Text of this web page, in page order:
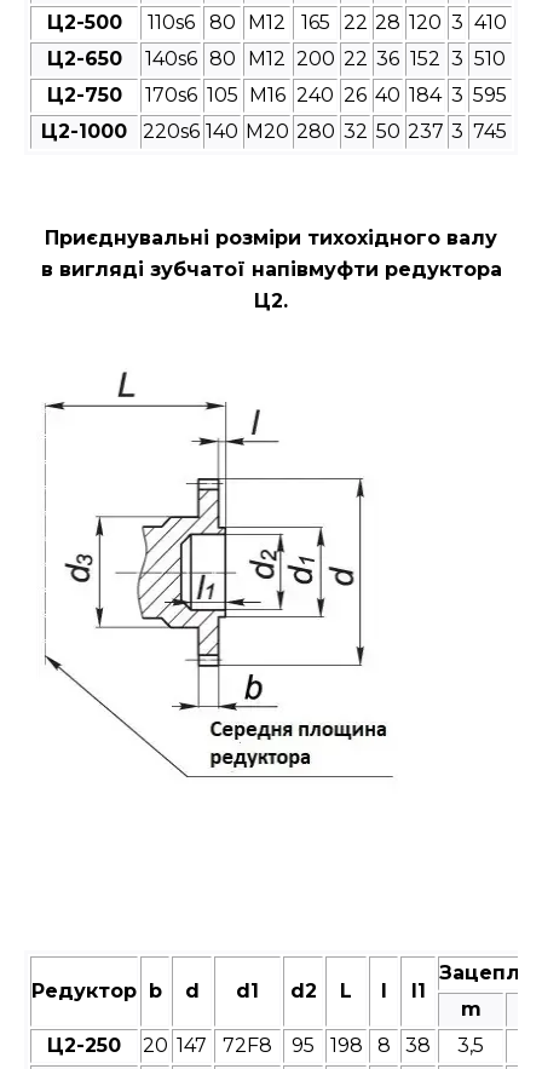
Ц2-500
110s6 80 М12 165 22 28 120 3 410
Ц2-650
140s6 80 М12 200 22 36 152 3 510
Ц2-750
170s6 105 М16 240 26 40 184 3 595
Ц2-1000
220s6 140 М20 280 32 50 237 3 745
Приєднувальні розміри тихохідного валу
в вигляді зубчатої напівмуфти редуктора
Ц2.
Редуктор b d d1 d2 L l1
m
Ц2-250
20 147 72F8 95 198 8 38 3,5